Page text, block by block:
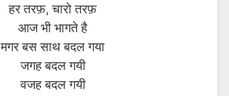
हर तरफ़, चारो तरफ़
आज भी भागते है
मगर बस साथ बदल गया
जगह बदल गयी
वजह बदल गयी